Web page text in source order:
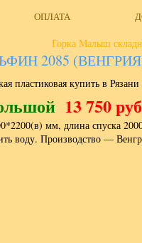
ОПЛАТА
Горка Малыш
2085
13 750
мм, длина спуска
воду. Производство —